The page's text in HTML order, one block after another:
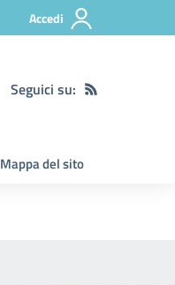
Accedi
Seguici su:
Mappa del sito